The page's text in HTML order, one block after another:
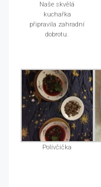
Naše skvělá
kuchařka
připravila zahradní
dobrotu.
Polívčička